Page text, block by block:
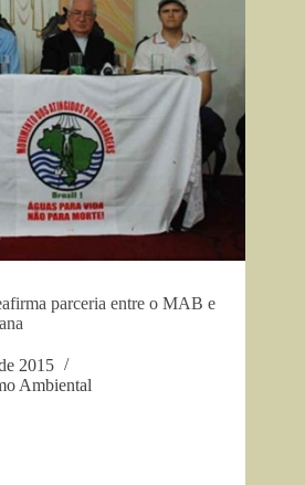
parceria entre o MAB e
2015
Ambiental